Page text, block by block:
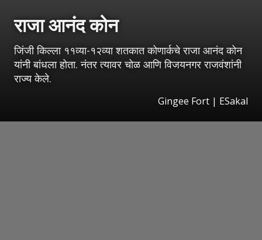
राजा आनंद कोन
जिंजी किल्ला ११व्या-१२व्या शतकात कोणार्कचे राजा आनंद कोन
यांनी बांधला होता. नंतर त्यावर चोळ आणि विजयनगर राजवंशांनी
राज्य केले.
Gingee Fort | ESakal